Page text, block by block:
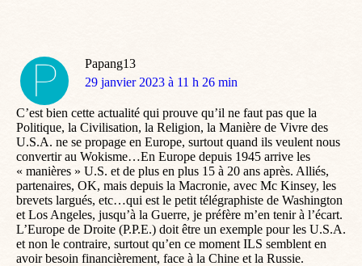
Papang13
dit
29 janvier 2023 à 11 h 26 min
C’est bien cette actualité qui prouve qu’il ne faut pas que la
Politique, la Civilisation, la Religion, la Manière de Vivre des
U.S.A. ne se propage en Europe, surtout quand ils veulent nous
convertir au Wokisme…En Europe depuis 1945 arrive les
« manières » U.S. et de plus en plus 15 à 20 ans après. Alliés,
partenaires, OK, mais depuis la Macronie, avec Mc Kinsey, les
brevets largués, etc…qui est le petit télégraphiste de Washington
et Los Angeles, jusqu’à la Guerre, je préfère m’en tenir à l’écart.
L’Europe de Droite (P.P.E.) doit être un exemple pour les U.S.A.
et non le contraire, surtout qu’en ce moment ILS semblent en
avoir besoin financièrement, face à la Chine et la Russie.